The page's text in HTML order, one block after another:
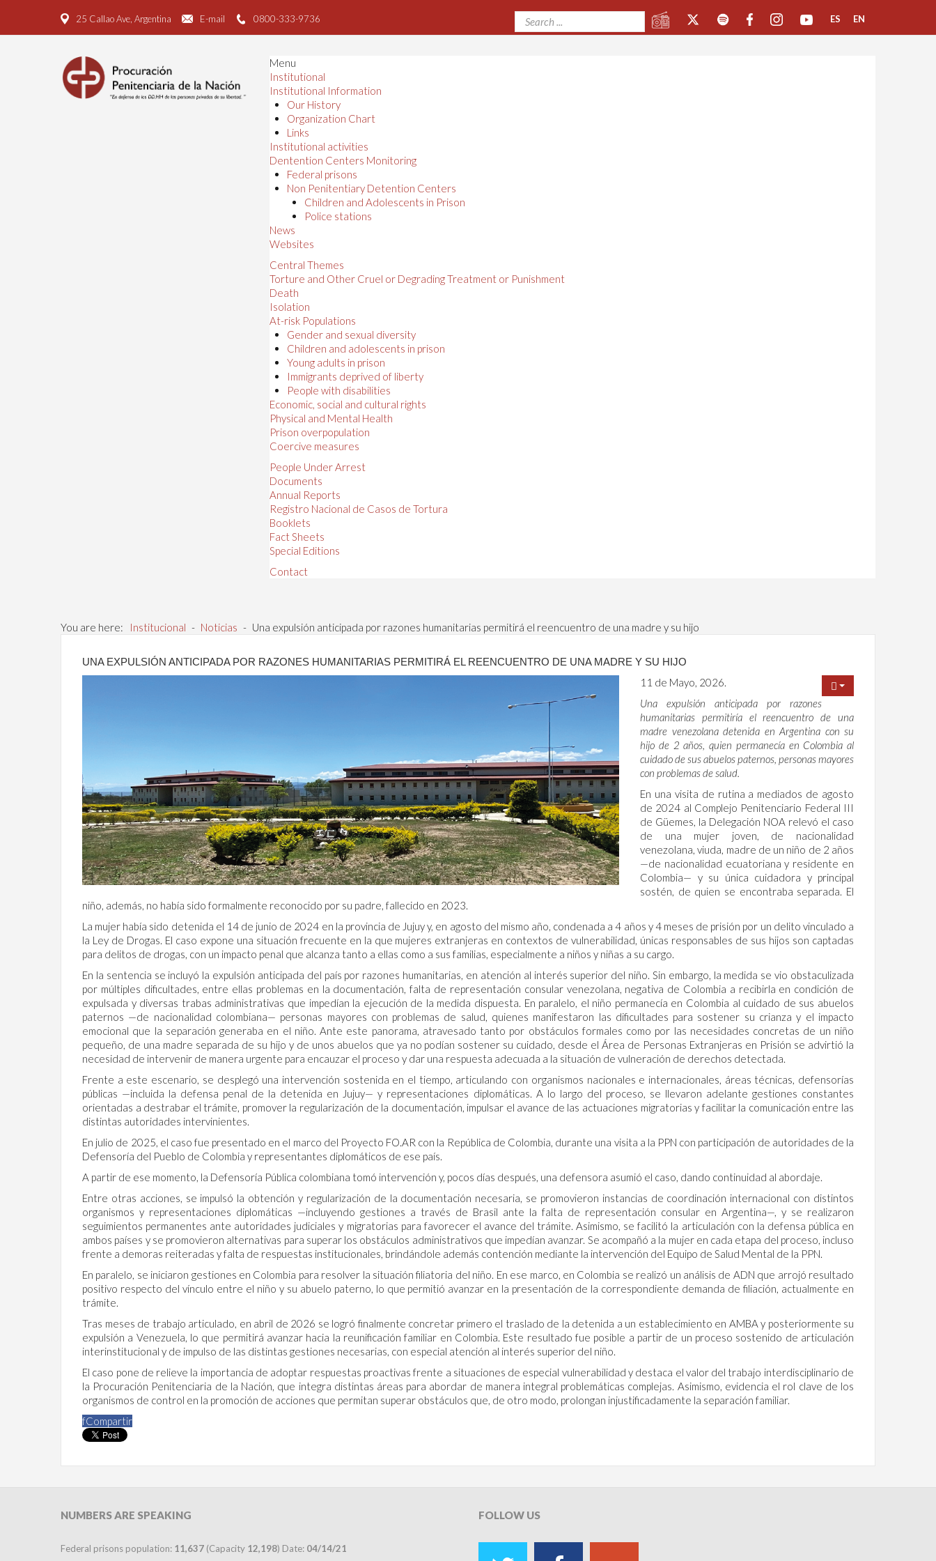
25 Callao Ave, Argentina E-mail 0800-333-9736 ES EN
Menu
Institutional
Institutional Information
Our History
Organization Chart
Links
Institutional activities
Dentention Centers Monitoring
Federal prisons
Non Penitentiary Detention Centers
Children and Adolescents in Prison
Police stations
News
Websites
Central Themes
Torture and Other Cruel or Degrading Treatment or Punishment
Death
Isolation
At-risk Populations
Gender and sexual diversity
Children and adolescents in prison
Young adults in prison
Immigrants deprived of liberty
People with disabilities
Economic, social and cultural rights
Physical and Mental Health
Prison overpopulation
Coercive measures
People Under Arrest
Documents
Annual Reports
Registro Nacional de Casos de Tortura
Booklets
Fact Sheets
Special Editions
Contact
You are here: Institucional - Noticias - Una expulsión anticipada por razones humanitarias permitirá el reencuentro de una madre y su hijo
UNA EXPULSIÓN ANTICIPADA POR RAZONES HUMANITARIAS PERMITIRÁ EL REENCUENTRO DE UNA MADRE Y SU HIJO
11 de Mayo, 2026.
Una expulsión anticipada por razones
humanitarias permitiría el reencuentro de una
madre venezolana detenida en Argentina con su
hijo de 2 años, quien permanecía en Colombia al
cuidado de sus abuelos paternos, personas mayores
con problemas de salud.
En una visita de rutina a mediados de agosto
de 2024 al Complejo Penitenciario Federal III
de Güemes, la Delegación NOA relevó el caso
de una mujer joven, de nacionalidad
venezolana, viuda, madre de un niño de 2 años
—de nacionalidad ecuatoriana y residente en
Colombia— y su única cuidadora y principal
sostén, de quien se encontraba separada. El
niño, además, no había sido formalmente reconocido por su padre, fallecido en 2023.
La mujer había sido detenida el 14 de junio de 2024 en la provincia de Jujuy y, en agosto del mismo año, condenada a 4 años y 4 meses de prisión por un delito vinculado a
la Ley de Drogas. El caso expone una situación frecuente en la que mujeres extranjeras en contextos de vulnerabilidad, únicas responsables de sus hijos son captadas
para delitos de drogas, con un impacto penal que alcanza tanto a ellas como a sus familias, especialmente a niños y niñas a su cargo.
En la sentencia se incluyó la expulsión anticipada del país por razones humanitarias, en atención al interés superior del niño. Sin embargo, la medida se vio obstaculizada
por múltiples dificultades, entre ellas problemas en la documentación, falta de representación consular venezolana, negativa de Colombia a recibirla en condición de
expulsada y diversas trabas administrativas que impedían la ejecución de la medida dispuesta. En paralelo, el niño permanecía en Colombia al cuidado de sus abuelos
paternos —de nacionalidad colombiana— personas mayores con problemas de salud, quienes manifestaron las dificultades para sostener su crianza y el impacto
emocional que la separación generaba en el niño. Ante este panorama, atravesado tanto por obstáculos formales como por las necesidades concretas de un niño
pequeño, de una madre separada de su hijo y de unos abuelos que ya no podían sostener su cuidado, desde el Área de Personas Extranjeras en Prisión se advirtió la
necesidad de intervenir de manera urgente para encauzar el proceso y dar una respuesta adecuada a la situación de vulneración de derechos detectada.
Frente a este escenario, se desplegó una intervención sostenida en el tiempo, articulando con organismos nacionales e internacionales, áreas técnicas, defensorías
públicas —incluida la defensa penal de la detenida en Jujuy— y representaciones diplomáticas. A lo largo del proceso, se llevaron adelante gestiones constantes
orientadas a destrabar el trámite, promover la regularización de la documentación, impulsar el avance de las actuaciones migratorias y facilitar la comunicación entre las
distintas autoridades intervinientes.
En julio de 2025, el caso fue presentado en el marco del Proyecto FO.AR con la República de Colombia, durante una visita a la PPN con participación de autoridades de la
Defensoría del Pueblo de Colombia y representantes diplomáticos de ese país.
A partir de ese momento, la Defensoría Pública colombiana tomó intervención y, pocos días después, una defensora asumió el caso, dando continuidad al abordaje.
Entre otras acciones, se impulsó la obtención y regularización de la documentación necesaria, se promovieron instancias de coordinación internacional con distintos
organismos y representaciones diplomáticas —incluyendo gestiones a través de Brasil ante la falta de representación consular en Argentina—, y se realizaron
seguimientos permanentes ante autoridades judiciales y migratorias para favorecer el avance del trámite. Asimismo, se facilitó la articulación con la defensa pública en
ambos países y se promovieron alternativas para superar los obstáculos administrativos que impedían avanzar. Se acompañó a la mujer en cada etapa del proceso, incluso
frente a demoras reiteradas y falta de respuestas institucionales, brindándole además contención mediante la intervención del Equipo de Salud Mental de la PPN.
En paralelo, se iniciaron gestiones en Colombia para resolver la situación filiatoria del niño. En ese marco, en Colombia se realizó un análisis de ADN que arrojó resultado
positivo respecto del vínculo entre el niño y su abuelo paterno, lo que permitió avanzar en la presentación de la correspondiente demanda de filiación, actualmente en
trámite.
Tras meses de trabajo articulado, en abril de 2026 se logró finalmente concretar primero el traslado de la detenida a un establecimiento en AMBA y posteriormente su
expulsión a Venezuela, lo que permitirá avanzar hacia la reunificación familiar en Colombia. Este resultado fue posible a partir de un proceso sostenido de articulación
interinstitucional y de impulso de las distintas gestiones necesarias, con especial atención al interés superior del niño.
El caso pone de relieve la importancia de adoptar respuestas proactivas frente a situaciones de especial vulnerabilidad y destaca el valor del trabajo interdisciplinario de
la Procuración Penitenciaria de la Nación, que integra distintas áreas para abordar de manera integral problemáticas complejas. Asimismo, evidencia el rol clave de los
organismos de control en la promoción de acciones que permitan superar obstáculos que, de otro modo, prolongan injustificadamente la separación familiar.
fCompartir
NUMBERSARE SPEAKING
Federal prisons population: 11,637 (Capacity 12,198) Date: 04/14/21
FOLLOW US